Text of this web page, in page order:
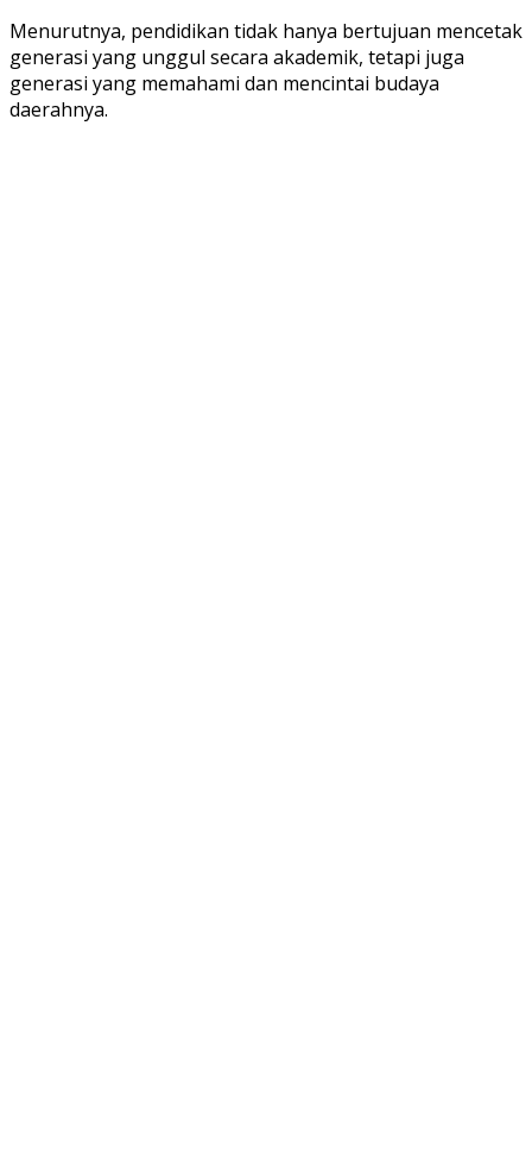
Menurutnya, pendidikan tidak hanya bertujuan mencetak
generasi yang unggul secara akademik, tetapi juga
generasi yang memahami dan mencintai budaya
daerahnya.